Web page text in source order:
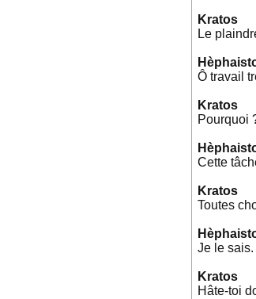
Kratos
Le
Ô travail
Kratos
Pourquoi
Cette
Kratos
Toutes
Je le sais.
Kratos
Hâte-toi